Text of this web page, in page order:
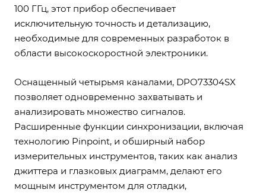
100 ГГц, этот прибор обеспечивает
исключительную точность и детализацию,
необходимые для современных разработок в
области высокоскоростной электроники.
Оснащенный четырьмя каналами, DPO73304SX
позволяет одновременно захватывать и
анализировать множество сигналов.
Расширенные функции синхронизации, включая
технологию Pinpoint, и обширный набор
измерительных инструментов, таких как анализ
джиттера и глазковых диаграмм, делают его
мощным инструментом для отладки,